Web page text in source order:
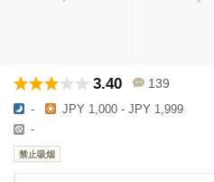
3.40 139
- JPY 1,000 - JPY 1,999
-
禁止吸烟